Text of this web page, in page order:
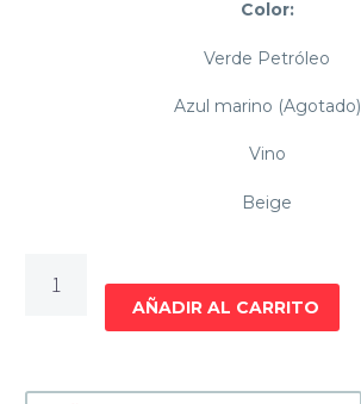
Color:
Verde Petróleo
Azul marino (Agotado)
Vino
Beige
CAMA
AÑADIR AL CARRITO